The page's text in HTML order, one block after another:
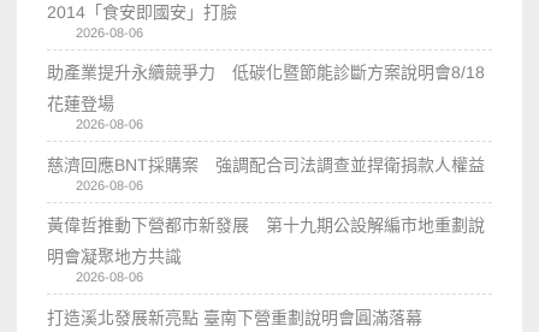
2014「食安即國安」打臉
2026-08-06
助產業提升永續競爭力 低碳化暨節能診斷方案說明會8/18
花蓮登場
2026-08-06
慈濟回應BNT採購案 強調配合司法調查並捍衛捐款人權益
2026-08-06
黃偉哲推動下營都市新發展 第十九期公設解編市地重劃說
明會凝聚地方共識
2026-08-06
打造溪北發展新亮點 臺南下營重劃說明會圓滿落幕